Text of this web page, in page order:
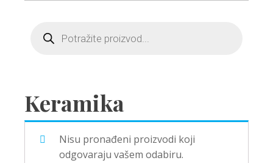
Keramika
Nisu pronađeni proizvodi koji
odgovaraju vašem odabiru.